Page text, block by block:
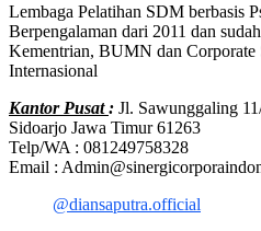
Lembaga Pelatihan SDM berbasis
Berpengalaman dari 2011 dan
Kementrian, BUMN dan Corporate
Internasional
Kantor Pusat: Jl. Sawunggaling
Sidoarjo Jawa Timur 61263
Telp/WA : 081249758328
Email :
@diansaputra.official